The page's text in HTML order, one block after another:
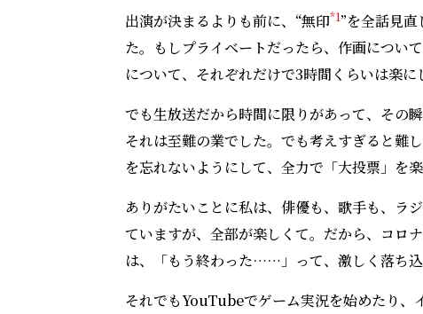
出演が決まるよりも前に、“無印*1”を全話見
た。もしプライベートだったら、作画につい
について、それぞれだけで3時間くらいは楽に
でも生放送だから時間に限りがあって、その
それは至難の業でした。でも考えすぎると難
を忘れないようにして、全力で「大投票」を楽
ありがたいことに私は、俳優も、歌手も、ラ
ていますが、全部が楽しくて。だから、コロ
は、「もう終わった……」って、激しく落ち込
それでもYouTubeでゲーム実況を始めたり、